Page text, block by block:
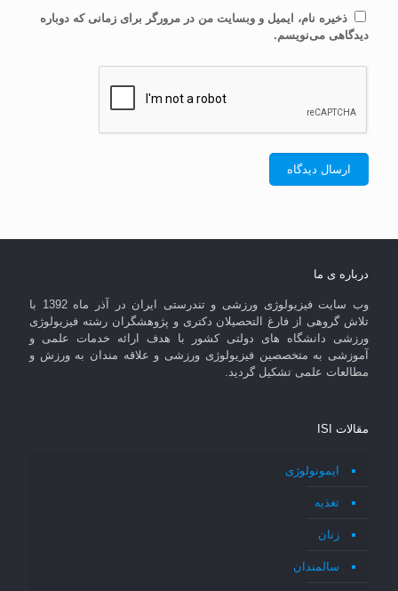
ذخیره نام، ایمیل و وبسایت من در مرورگر برای زمانی که دوباره
دیدگاهی می‌نویسم.
درباره ی ما
وب سایت فیزیولوژی ورزشی و تندرستی ایران در آذر ماه 1392 با
تلاش گروهی از فارغ التحصیلان دکتری و پژوهشگران رشته فیزیولوژی
ورزشی دانشگاه های دولتی کشور با هدف ارائه خدمات علمی و
آموزشی به متخصصین فیزیولوژی ورزشی و علاقه مندان به ورزش و
مطالعات علمی تشکیل گردید.
مقالات ISI
ایمونولوژی
تغذیه
زنان
سالمندان